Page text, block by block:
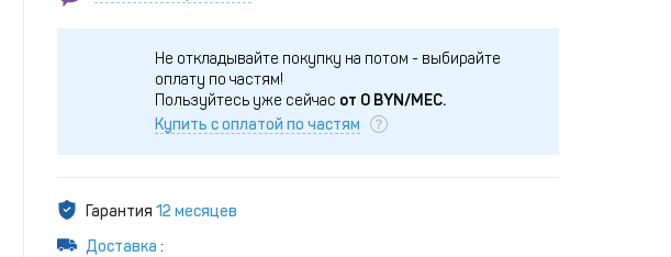
Не откладывайте покупку на потом - выбирайте
оплату по частям!
Пользуйтесь уже сейчас от 0BYN/МЕС.
Купить с оплатой по частям
Гарантия 12 месяцев
Доставка :